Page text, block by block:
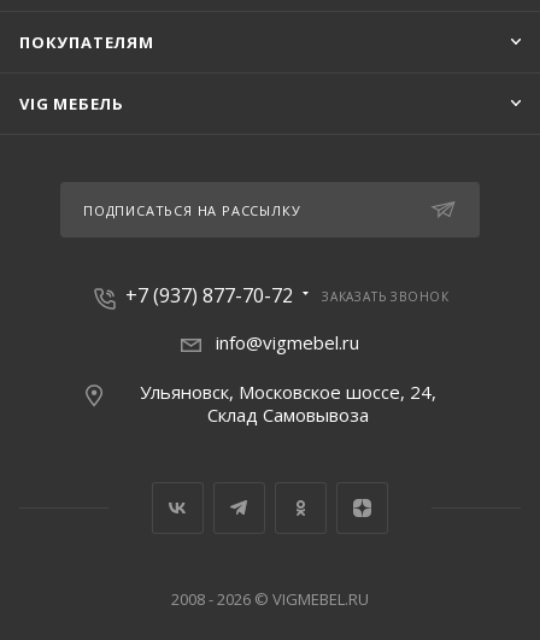
ПОКУПАТЕЛЯМ
VIG МЕБЕЛЬ
ПОДПИСАТЬСЯ НА РАССЫЛКУ
+7 (937) 877-70-72 ЗАКАЗАТЬ ЗВОНОК
info@vigmebel.ru
Ульяновск, Московское шоссе, 24,
Склад Cамовывоза
2008 - 2026 © VIGMEBEL.RU